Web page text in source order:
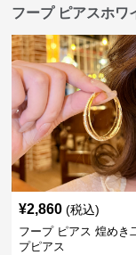
フープ ピアスホワ
¥2,860 (税込)
フープ ピアス 煌めき
プピアス